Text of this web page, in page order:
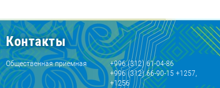
Контакты
Общественная приемная
+996 (312) 61-04-86
+996 (312) 66-90-15 +1257,
+1256